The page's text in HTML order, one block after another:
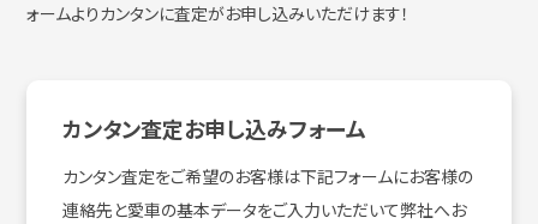
ォームよりカンタンに査定がお申し込みいただけます！
カンタン査定お申し込みフォーム
カンタン査定をご希望のお客様は下記フォームにお客様の
連絡先と愛車の基本データをご入力いただいて弊社へお